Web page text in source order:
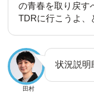
の青春を取り戻す
TDRに行こうよ、
田村
状況説明